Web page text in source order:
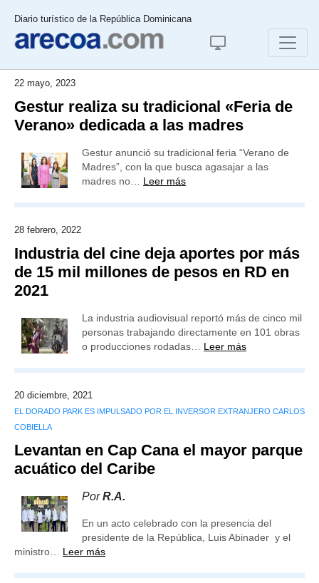
Diario turístico de la República Dominicana
22 mayo, 2023
Gestur realiza su tradicional «Feria de
Verano» dedicada a las madres
Gestur anunció su tradicional feria “Verano de
Madres”, con la que busca agasajar a las
madres no… Leer más
28 febrero, 2022
Industria del cine deja aportes por más
de 15 mil millones de pesos en RD en
2021
La industria audiovisual reportó más de cinco mil
personas trabajando directamente en 101 obras
o producciones rodadas… Leer más
20 diciembre, 2021
EL DORADO PARK ES IMPULSADO POR EL INVERSOR EXTRANJERO CARLOS
COBIELLA
Levantan en Cap Cana el mayor parque
acuático del Caribe
PorR.A.
En un acto celebrado con la presencia del
presidente de la República, Luis Abinader y el
ministro… Leer más